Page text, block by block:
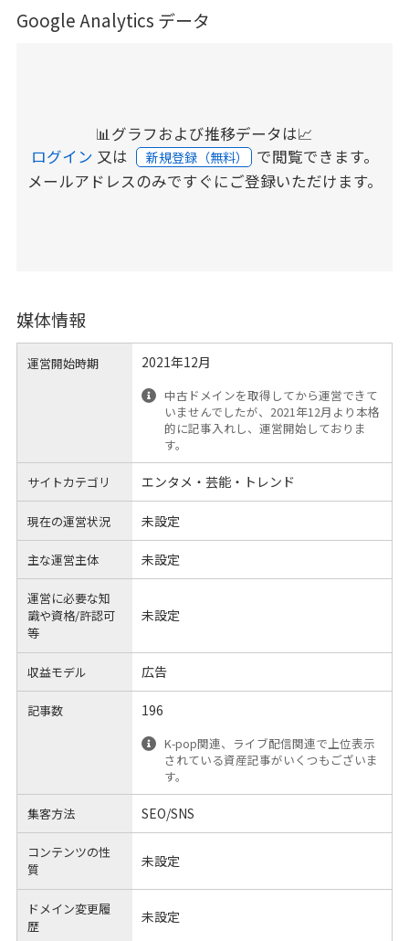
Google Analytics データ
📊グラフおよび推移データは📈
ログイン 又は 新規登録（無料） で閲覧できます。
メールアドレスのみですぐにご登録いただけます。
媒体情報
運営開始時期 2021年12月
中古ドメインを取得してから運営できて
いませんでしたが、2021年12月より本格
的に記事入れし、運営開始しておりま
す。
サイトカテゴリ エンタメ・芸能・トレンド
現在の運営状況 未設定
主な運営主体 未設定
運営に必要な知
識や資格/許認可
等
未設定
収益モデル 広告
記事数 196
K-pop関連、ライブ配信関連で上位表示
されている資産記事がいくつもございま
す。
集客方法 SEO/SNS
コンテンツの性
質
未設定
ドメイン変更履
歴
未設定